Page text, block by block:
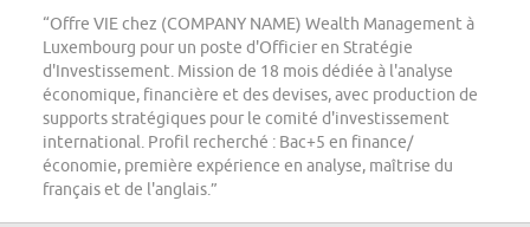
“Offre VIE chez (COMPANY NAME) Wealth Management à
Luxembourg pour un poste d'Officier en Stratégie
d'Investissement. Mission de 18 mois dédiée à l'analyse
économique, financière et des devises, avec production de
supports stratégiques pour le comité d'investissement
international. Profil recherché : Bac+5 en finance/
économie, première expérience en analyse, maîtrise du
français et de l'anglais.”